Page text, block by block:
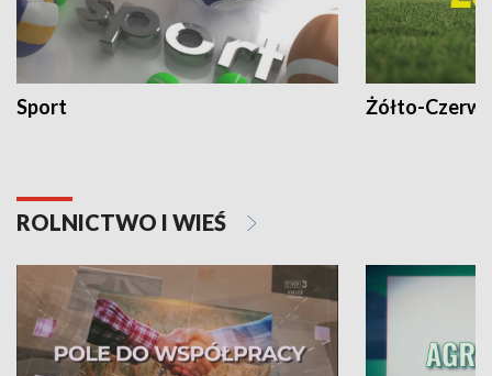
Sport Żółto-
ROLNICTWO I WIEŚ